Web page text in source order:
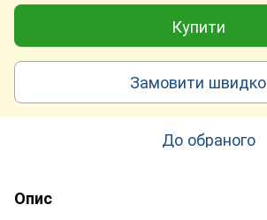
Купити
Замовити швидко
До обраного
Опис